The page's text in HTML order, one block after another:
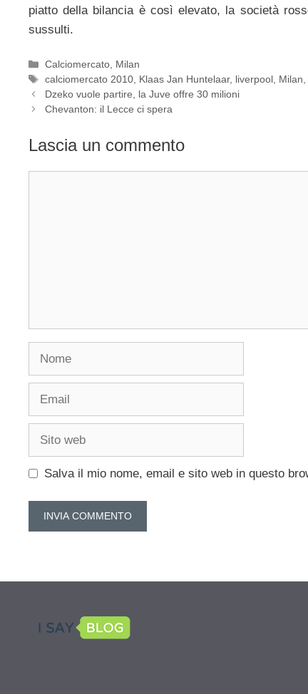
piatto della bilancia è così elevato, la società
sussulti.
Categorie
Calciomercato, Milan
Tag
calciomercato 2010, Klaas Jan Huntelaar, liverpool, Milan,
Dzeko vuole partire, la Juve offre 30 milioni
Chevanton: il Lecce ci spera
Lascia un commento
Salva il mio nome, email e sito web in questo